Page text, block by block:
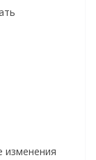
изменения